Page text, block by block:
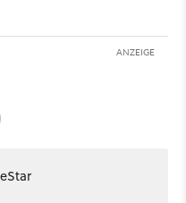
ANZEIGE